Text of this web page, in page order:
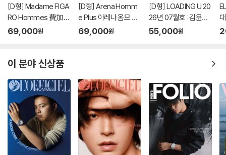
[D형] Madame FIGA
RO Hommes 費加
羅男士 마담 피가로 옴
박시우 커버 (A형 잡지
+랜덤 카드 35장+인
생 네컷 1장)
69,000원
[D형] Arena Homm
e Plus 아레나 옴므 플
러스 중국 2026년 05
+인생네컷 1장)
69,000원
[D형] LOADING U 20
26년 07월호 : 김윤식
&박시우 커버 (A형 잡
55,000원
이 분야 신상품